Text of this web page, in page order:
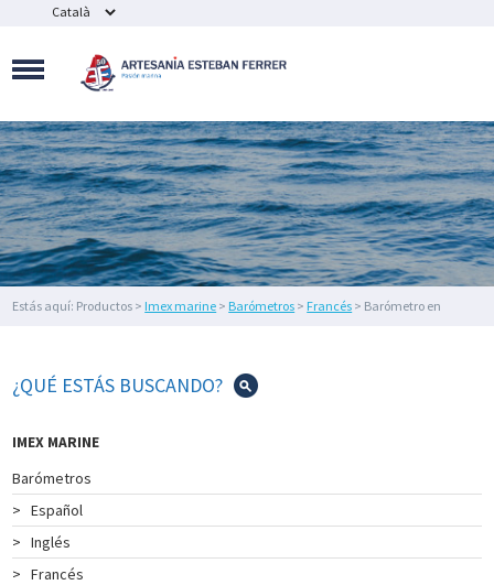
NAVALES
SOUVENIR
Y
BISUTERÍA
FIGURAS
DE
DECORACIÓN
NÁUTICA
Y
FAROS
HOGAR
MARINE
ILUMINACIÓN
NÁUTICA
INSTRUMENTOS
DE
NAVEGACIÓN
Estás aquí: Productos > Imex marine > Barómetros > Francés > Barómetro en
¿QUÉ ESTÁS BUSCANDO?
IMEX MARINE
Barómetros
>Español
>Inglés
>Francés